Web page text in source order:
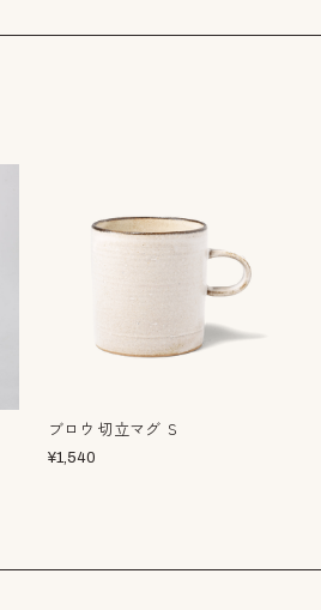
ブロウ 切立マグ Ｓ
¥1,540